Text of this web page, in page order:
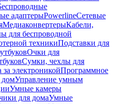
адаптерыPowerlineСетевые
МедиаконвертерыКабели,
для беспроводной
техникиПодставки для
Очки для
Сумки, чехлы для
за электроникойПрограммное
Управление умным
Умные камеры
для домаУмные